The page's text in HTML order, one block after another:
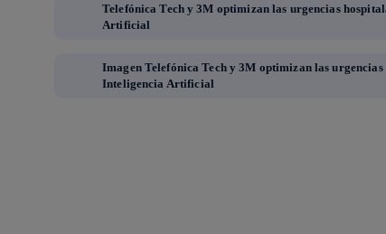
Telefónica Tech y 3M optimizan las urgencias
Artificial
Imagen Telefónica Tech y 3M optimizan las
Inteligencia Artificial